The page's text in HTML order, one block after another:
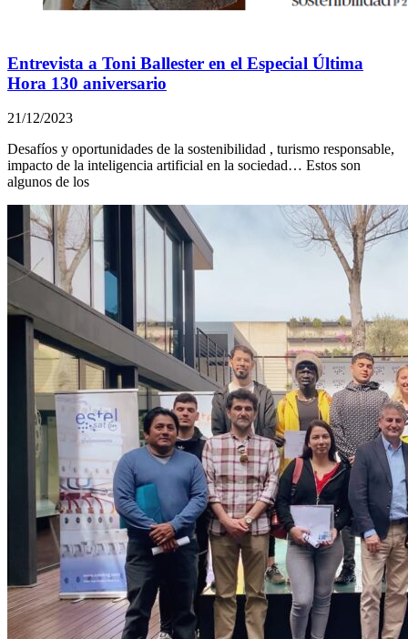
Entrevista a Toni Ballester en el Especial Última
Hora 130 aniversario
21/12/2023
Desafíos y oportunidades de la sostenibilidad , turismo responsable,
impacto de la inteligencia artificial en la sociedad… Estos son
algunos de los